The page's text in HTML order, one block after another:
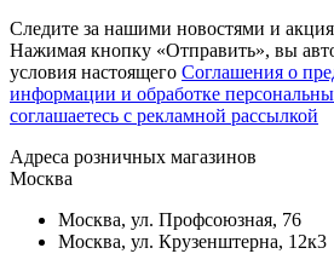
Следите за нашими новостями и
Нажимая кнопку «Отправить», вы
условия настоящего Cоглашения о
информации и обработке
соглашаетесь с рекламной рассылкой
Aдреса розничных магазинов
Москва
Москва, ул. Профсоюзная, 76
Москва, ул. Крузенштерна, 12к3